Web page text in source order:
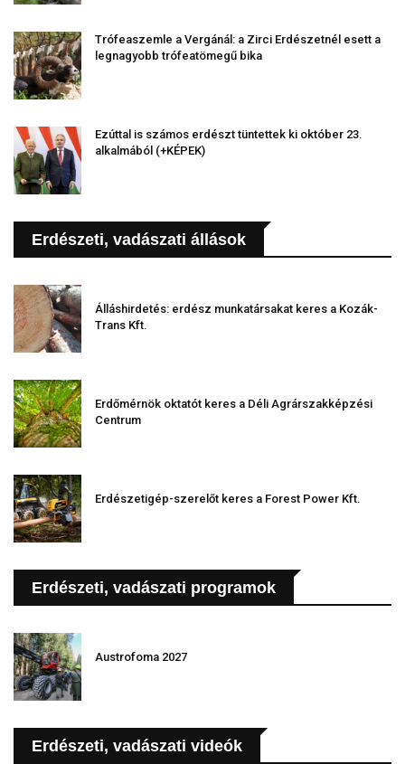
Trófeaszemle a Vergánál: a Zirci Erdészetnél esett a
legnagyobb trófeatömegű bika
Ezúttal is számos erdészt tüntettek ki október 23.
alkalmából (+KÉPEK)
Erdészeti, vadászati állások
Álláshirdetés: erdész munkatársakat keres a Kozák-
Trans Kft.
Erdőmérnök oktatót keres a Déli Agrárszakképzési
Centrum
Erdészetigép-szerelőt keres a Forest Power Kft.
Erdészeti, vadászati programok
Austrofoma 2027
Erdészeti, vadászati videók